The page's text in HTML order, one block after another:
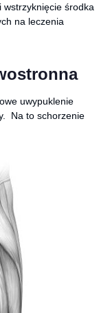
wstrzyknięcie środka
na leczenia
uwypuklenie
Na to schorzenie